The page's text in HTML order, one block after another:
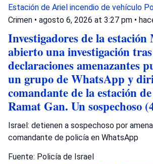
Estación de Ariel incendio de vehículo
Crimen • agosto 6, 2026 at 3:27 pm •
Investigadores de la estación
abierto una investigación
declaraciones amenazantes
un grupo de WhatsApp y
comandante de la estación
Ramat Gan. Un sospechoso
Israel: detienen a sospechoso por
comandante de policía en WhatsApp
Fuente: Policía de Israel